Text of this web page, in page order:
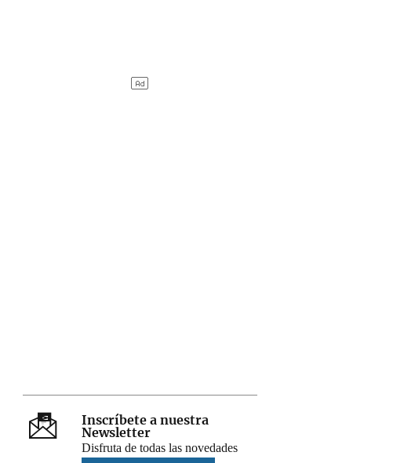
Inscríbete a nuestra
Newsletter
Disfruta de todas las novedades